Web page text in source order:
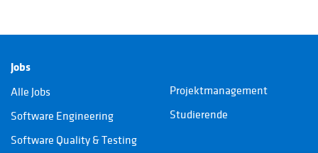
Jobs
Alle Jobs
Software Engineering
Software Quality & Testing
Projektmanagement
Studierende